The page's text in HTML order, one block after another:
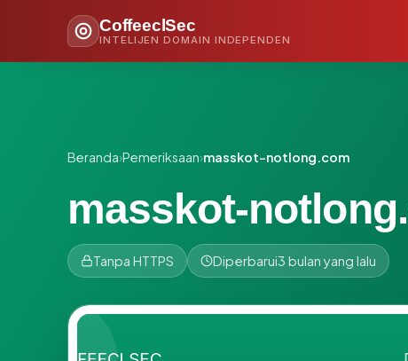
CoffeeclSec
INTELIJEN DOMAIN INDEPENDEN
Beranda›Pemeriksaan›masskot-notlong.com
masskot-
Tanpa HTTPS Diperbarui3 bulan yang lalu